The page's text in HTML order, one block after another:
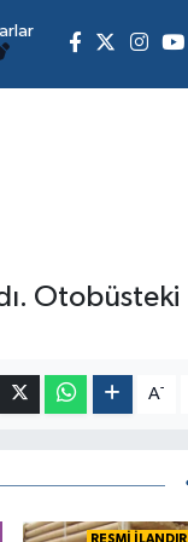
Otobüsteki
A-
RESMİ İLANDIR